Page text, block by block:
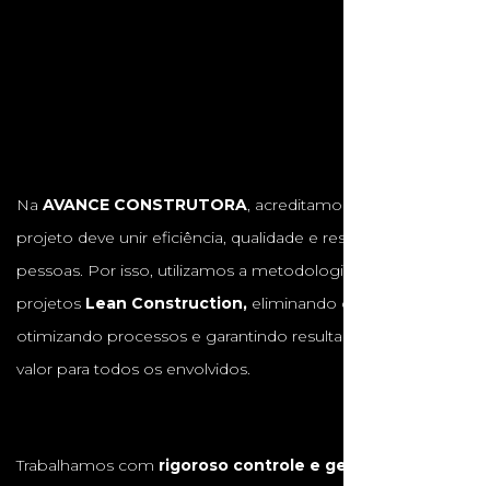
Na AVANCE CONSTRUTORA, acreditamos que cada
projeto deve unir eficiência, qualidade e respeito às
pessoas. Por isso, utilizamos a metodologia de gestão de
projetos Lean Construction, eliminando desperdícios,
otimizando processos e garantindo resultados com maior
valor para todos os envolvidos.
Trabalhamos com rigoroso controle e gestão de